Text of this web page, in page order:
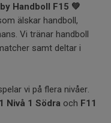
Handboll F15 💚
älskar handboll,
Vi tränar handboll
samt deltar i
vi på flera nivåer.
Nivå 1 Södra och F11